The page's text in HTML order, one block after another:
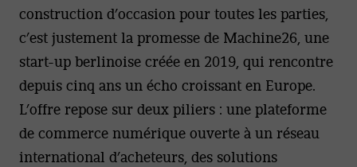
construction d’occasion pour toutes les parties,
c’est justement la promesse de Machine26, une
start-up berlinoise créée en 2019, qui rencontre
depuis cinq ans un écho croissant en Europe.
L’offre repose sur deux piliers : une plateforme
de commerce numérique ouverte à un réseau
international d’acheteurs, des solutions